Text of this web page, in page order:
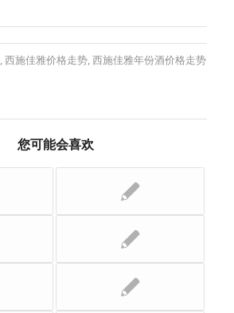
,西施佳雅价格走势,西施佳雅年份酒价格走势
您可能会喜欢